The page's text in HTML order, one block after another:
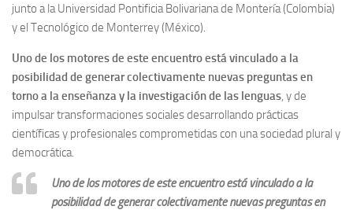
junto a la Universidad Pontificia Bolivariana de Montería (Colombia)
y el Tecnológico de Monterrey (México).
Uno de los motores de este encuentro está vinculado a la
posibilidad de generar colectivamente nuevas preguntas en
torno a la enseñanza y la investigación de las lenguas, y de
impulsar transformaciones sociales desarrollando prácticas
científicas y profesionales comprometidas con una sociedad plural y
democrática.
Uno de los motores de este encuentro está vinculado a la
posibilidad de generar colectivamente nuevas preguntas en